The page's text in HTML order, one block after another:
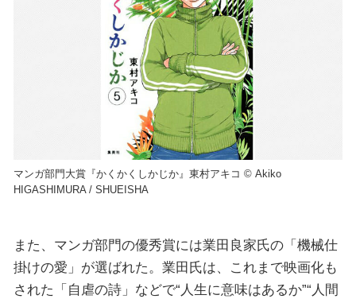
マンガ部門大賞『かくかくしかじか』東村アキコ © Akiko
HIGASHIMURA / SHUEISHA
また、マンガ部門の優秀賞には業田良家氏の「機械仕
掛けの愛」が選ばれた。業田氏は、これまで映画化も
された「自虐の詩」などで“人生に意味はあるか”“人間